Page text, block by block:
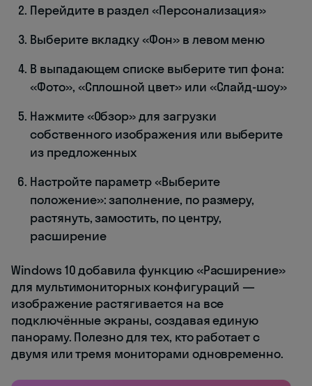
Перейдите в раздел «Персонализация»
Выберите вкладку «Фон» в левом меню
В выпадающем списке выберите тип фона:
«Фото», «Сплошной цвет» или «Слайд-шоу»
Нажмите «Обзор» для загрузки
собственного изображения или выберите
из предложенных
Настройте параметр «Выберите
положение»: заполнение, по размеру,
растянуть, замостить, по центру,
расширение
Windows 10 добавила функцию «Расширение»
для мультимониторных конфигураций —
изображение растягивается на все
подключённые экраны, создавая единую
панораму. Полезно для тех, кто работает с
двумя или тремя мониторами одновременно.